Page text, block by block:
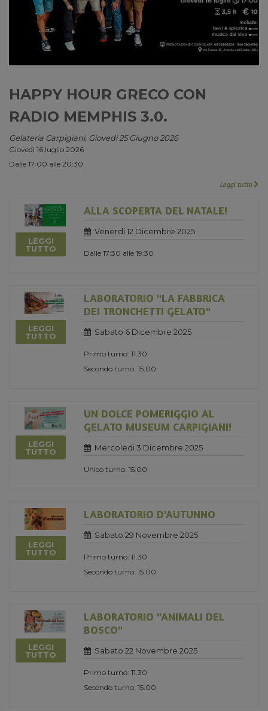
HAPPY HOUR GRECO CON
RADIO MEMPHIS 3.0.
Gelateria Carpigiani, Giovedi 25 Giugno 2026
Giovedì 16 luglio 2026
Dalle 17:00 alle 20:30
Leggi tutto
LEGGI
TUTTO
ALLA SCOPERTA DEL NATALE!
Venerdi 12 Dicembre 2025
Dalle 17:30 alle 19:30
LEGGI
TUTTO
LABORATORIO "LA FABBRICA
DEI TRONCHETTI GELATO"
Sabato 6 Dicembre 2025
Primo turno: 11.30
Secondo turno: 15.00
LEGGI
TUTTO
UN DOLCE POMERIGGIO AL
GELATO MUSEUM CARPIGIANI!
Mercoledi 3 Dicembre 2025
Unico turno: 15.00
LEGGI
TUTTO
LABORATORIO D'AUTUNNO
Sabato 29 Novembre 2025
Primo turno: 11.30
Secondo turno: 15.00
LEGGI
TUTTO
LABORATORIO "ANIMALI DEL
BOSCO"
Sabato 22 Novembre 2025
Primo turno: 11.30
Secondo turno: 15.00